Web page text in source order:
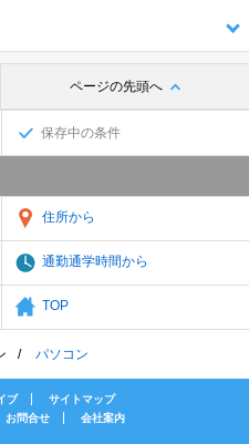
ページの先頭へ
保存中の条件
住所から
通勤通学時間から
TOP
パソコン
ブ
サイトマップ
お問合せ 会社案内